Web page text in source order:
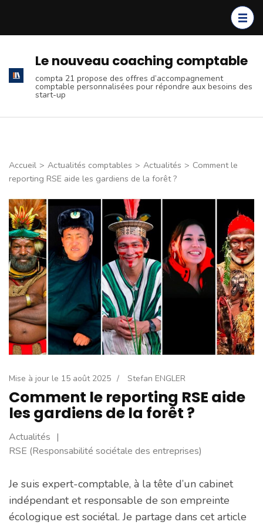
(Pressez
Entrée)
Le nouveau coaching comptable
compta 21 propose des offres d’accompagnement
comptable personnalisées pour répondre aux besoins des
start-up
Accueil > Actualités comptables > Actualités > Comment le
reporting RSE aide les gardiens de la forêt ?
Mise à jour le 15 août 2025 / Stefan ENGLER
Comment le reporting RSE aide
les gardiens de la forêt ?
Actualités
RSE (Responsabilité sociétale des entreprises)
Je suis expert-comptable, à la tête d’un cabinet
indépendant et responsable de son empreinte
écologique est sociétal. Je partage dans cet article